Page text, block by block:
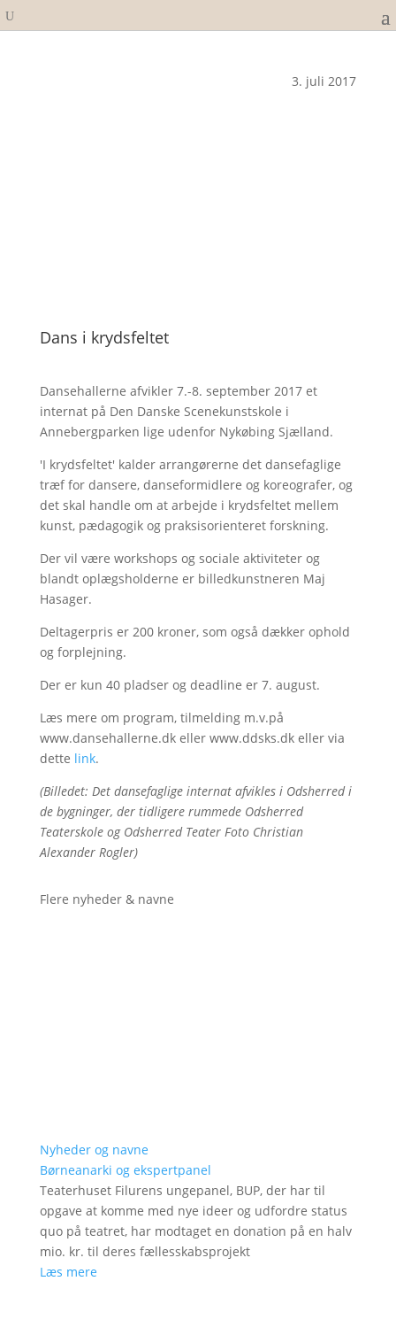
3. juli 2017
Dans i krydsfeltet
Dansehallerne afvikler 7.-8. september 2017 et
internat på Den Danske Scenekunstskole i
Annebergparken lige udenfor Nykøbing Sjælland.
'I krydsfeltet' kalder arrangørerne det dansefaglige
træf for dansere, danseformidlere og koreografer, og
det skal handle om at arbejde i krydsfeltet mellem
kunst, pædagogik og praksisorienteret forskning.
Der vil være workshops og sociale aktiviteter og
blandt oplægsholderne er billedkunstneren Maj
Hasager.
Deltagerpris er 200 kroner, som også dækker ophold
og forplejning.
Der er kun 40 pladser og deadline er 7. august.
Læs mere om program, tilmelding m.v.på
www.dansehallerne.dk eller www.ddsks.dk eller via
dette link.
(Billedet: Det dansefaglige internat afvikles i Odsherred i
de bygninger, der tidligere rummede Odsherred
Teaterskole og Odsherred Teater Foto Christian
Alexander Rogler)
Flere nyheder & navne
Nyheder og navne
Børneanarki og ekspertpanel
Teaterhuset Filurens ungepanel, BUP, der har til
opgave at komme med nye ideer og udfordre status
quo på teatret, har modtaget en donation på en halv
mio. kr. til deres fællesskabsprojekt
Læs mere